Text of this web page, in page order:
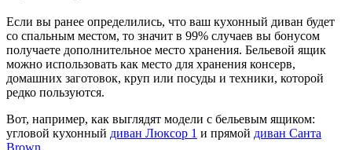
Если вы ранее определились, что ваш кухонный диван будет
со спальным местом, то значит в 99% случаев вы бонусом
получаете дополнительное место хранения. Бельевой ящик
можно использовать как место для хранения консерв,
домашних заготовок, круп или посуды и техники, которой
редко пользуются.
Вот, например, как выглядят модели с бельевым ящиком:
угловой кухонный диван Люксор 1 и прямой диван Санта